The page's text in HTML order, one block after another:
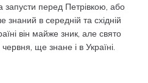
перед Петрівкою, або
знаний в середній та східній
він майже зник, але свято
ще знане і в Україні.